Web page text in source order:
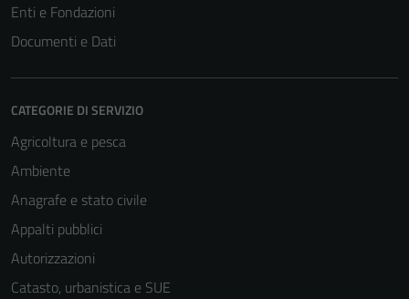
Enti e Fondazioni
Documenti e Dati
CATEGORIE DI SERVIZIO
Agricoltura e pesca
Ambiente
Anagrafe e stato civile
Appalti pubblici
Autorizzazioni
Catasto, urbanistica e SUE